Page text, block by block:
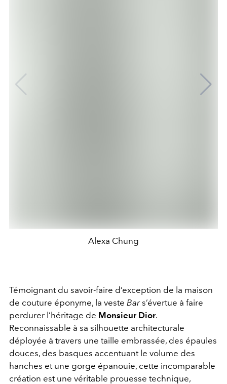
Alexa Chung
Témoignant du savoir-faire d’exception de la maison
de couture éponyme, la veste Bars’évertue à faire
perdurer l’héritage de Monsieur Dior.
Reconnaissable à sa silhouette architecturale
déployée à travers une taille embrassée, des épaules
douces, des basques accentuant le volume des
hanches et une gorge épanouie, cette incomparable
création est une véritable prouesse technique,